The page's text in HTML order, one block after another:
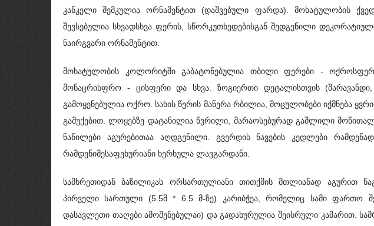
კანკელი შემკულია ორნამენტით (დაშვებული ფარდა). მოხატულობის
შევსებულია სხვადსხვა ფერის, სწორკუთხედებისგან შედგენილი
ნაირგვარი ორნამენტით.
მოხატულობის კოლორიტში გაბატონებულია თბილი ფერები -
მონაცრისფრო - ცისფერი და სხვა. ზოგიერთი დეტალისთვის (შარავანდი,
გამოყენებულია ოქრო. სახის წერის მანერა რბილია, მოცულობები იქმნება
გამუქებით. ლოყებზე დატანილია წვრილი, მარაოსებურად გაშლილი
ნაწილები აგურებითაა აღდგენილი. გვერდის ნავების კედლები
რამდენიმესაფეხურიანი ხერხულა ლავგარდანი.
სამხრეთიდან ბაზილიკას ორსართულიანი თითქმის მთლიანად აგურით
პირველი სართული (5.5მ * 6.5 მ-ზე) კარიბჭეა, რომელიც სამი ფართო
დასავლეთი თაღები ამოშენებულაი) და გადახურულია შეისრული კამარით.